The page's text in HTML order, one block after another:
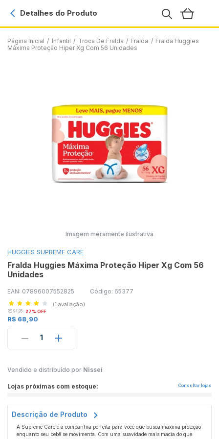
Página Inicial / Infantil / Troca De Fralda / Fralda / Fralda Huggies
Máxima Proteção Hiper Xg Com 56 Unidades
Detalhes do Produto
Imagem meramente ilustrativa
HUGGIES SUPREME CARE
Fralda Huggies Máxima Proteção Hiper Xg Com 56
Unidades
EAN: 07896007552825 Código: 65377
(1 avaliação)
R$ 94,95 27% OFF
R$ 68,90
1
Vendido e distribuído por Nissei
Lojas próximas com estoque: Consultar lojas
Descrição de Produto
A Supreme Care é a companhia perfeita para você que busca máxima proteção
enquanto seu bebê se movimenta. Com uma suavidade mais macia do que